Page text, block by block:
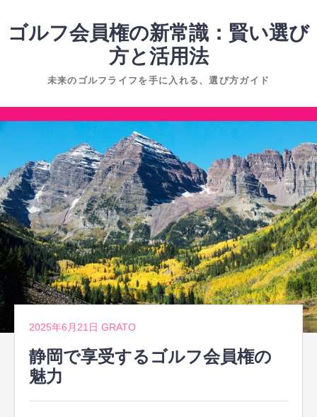
へ
ス
プ
ゴルフ会員権の新常識：賢い選び
方と活用法
未来のゴルフライフを手に入れる、選び方ガイド
コ
ン
ツ
へ
ス
キ
2025年6月21日 GRATO
静岡で享受するゴルフ会員権の
魅力